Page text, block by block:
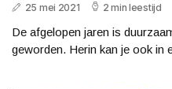
25 mei 2021 2 min leestijd
De afgelopen jaren is
geworden. Herin kan je ook in